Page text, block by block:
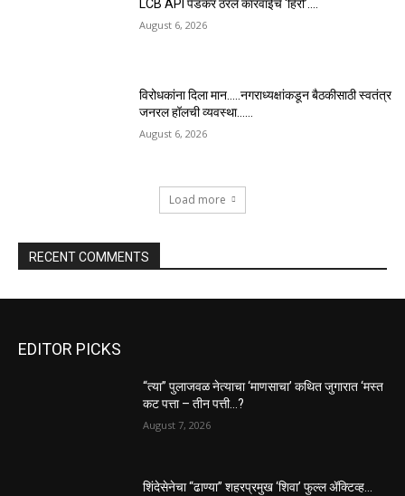
LCB API पेंडकर ठरले कारवाईचे ‘हिरो’….
August 6, 2026
विरोधकांना दिला मान…..नगराध्यक्षांकडून बैठकीसाठी स्वतंत्र
जनरल हॉलची व्यवस्था……
August 6, 2026
Load more
RECENT COMMENTS
EDITOR PICKS
“त्या” पुलाजवळ नेत्याचा ‘माणसाचा’ कथित जुगारात ‘मस्त
कट पत्ता – तीन पत्ती…?
August 7, 2026
शिंदेसेनेचा “ढाण्या” शहरप्रमुख ‘शिवा’ फुल्ल ॲक्टिव्ह…